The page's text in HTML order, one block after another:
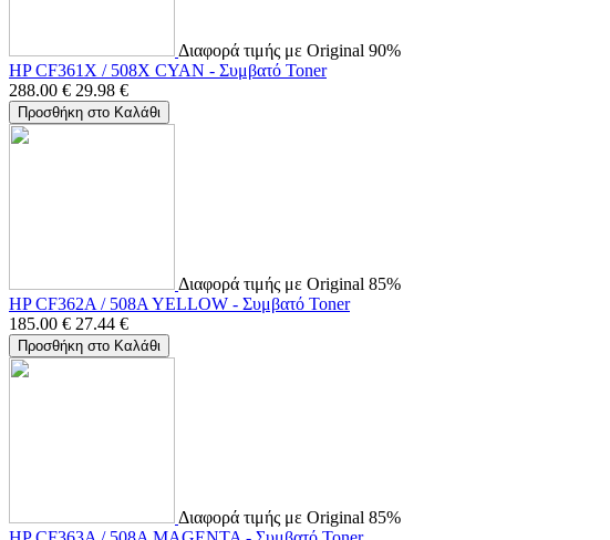
Διαφορά τιμής με Original 90%
HP CF361X / 508X CYAN - Συμβατό Toner
288.00 € 29.98 €
Προσθήκη στο Καλάθι
Διαφορά τιμής με Original 85%
HP CF362A / 508A YELLOW - Συμβατό Toner
185.00 € 27.44 €
Προσθήκη στο Καλάθι
Διαφορά τιμής με Original 85%